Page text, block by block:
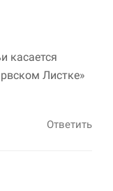
касается
Листке»
Ответить